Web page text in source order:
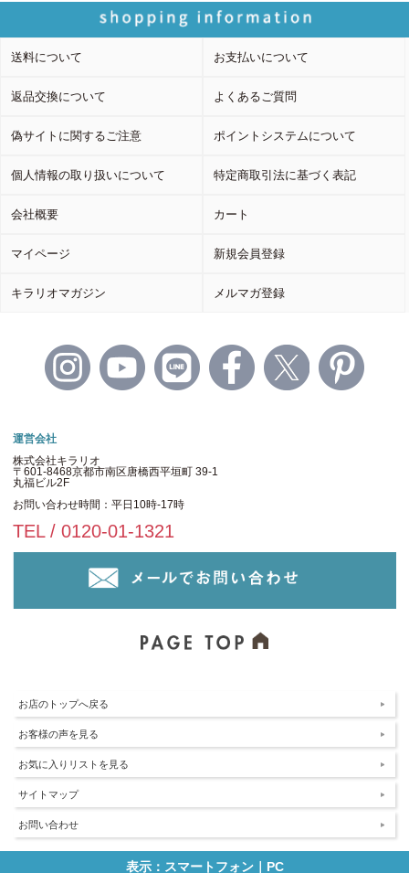
送料について お支払いについて
返品交換について よくあるご質問
偽サイトに関するご注意 ポイントシステムについて
個人情報の取り扱いについて 特定商取引法に基づく表記
会社概要 カート
マイページ 新規会員登録
キラリオマガジン メルマガ登録
運営会社
株式会社キラリオ
〒601-8468京都市南区唐橋西平垣町 39-1
丸福ビル2F
お問い合わせ時間：平日10時-17時
TEL / 0120-01-1321
お店のトップへ戻る
お客様の声を見る
お気に入りリストを見る
サイトマップ
お問い合わせ
表示：スマートフォン｜ PC